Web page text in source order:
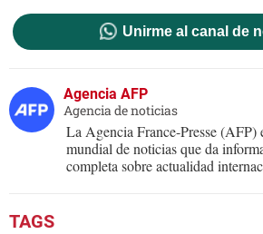
Unirme al canal de
Agencia AFP
Agencia de noticias
La Agencia France-Presse (AFP)
mundial de noticias que da
completa sobre actualidad